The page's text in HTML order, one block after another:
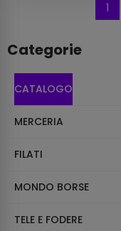
1
Categorie
CATALOGO
MERCERIA
FILATI
MONDO BORSE
TELE E FODERE